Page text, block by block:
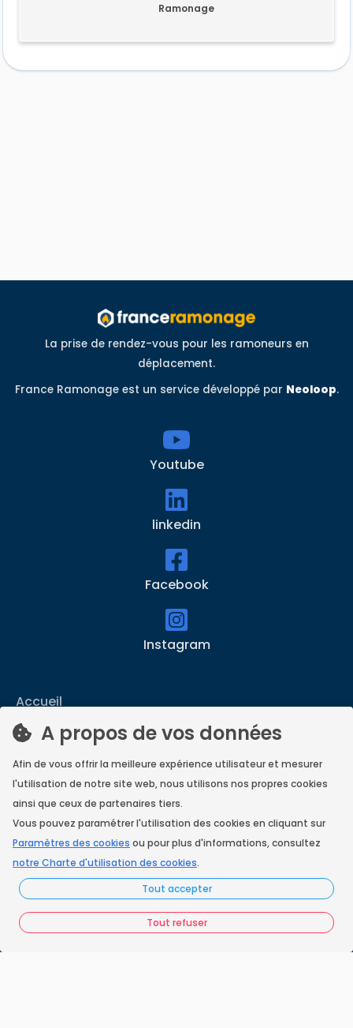
A propos de vos données
Afin de vous offrir la meilleure expérience utilisateur et mesurer
l'utilisation de notre site web, nous utilisons nos propres cookies
ainsi que ceux de partenaires tiers.
Vous pouvez paramétrer l'utilisation des cookies en cliquant sur
Paramètres des cookies ou pour plus d'informations, consultez
notre Charte d'utilisation des cookies.
Tout accepter
Tout refuser
Ramonage
La prise de rendez-vous pour les ramoneurs en
déplacement.
France Ramonage est un service développé par Neoloop.
Youtube
linkedin
Facebook
Instagram
Accueil
Nos engagements
Vos questions
FAQ France Ramonage
Les ramoneurs proches de chez vous
Espace juridique
Préférences Cookies
Vous êtes un ramoneur ?